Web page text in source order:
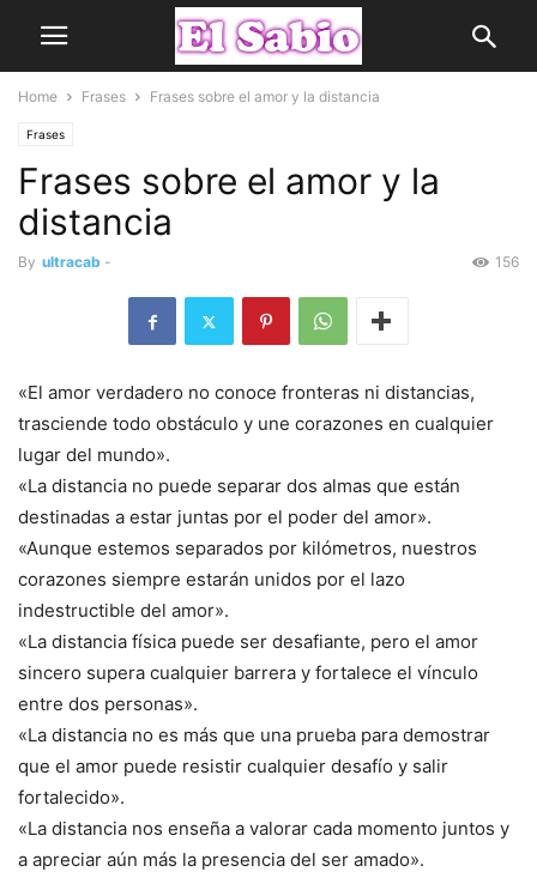
Home Frases Frases sobre el amor y la distancia
Frases
Frases sobre el amor y la
distancia
By ultracab - 156
«El amor verdadero no conoce fronteras ni distancias,
trasciende todo obstáculo y une corazones en cualquier
lugar del mundo».
«La distancia no puede separar dos almas que están
destinadas a estar juntas por el poder del amor».
«Aunque estemos separados por kilómetros, nuestros
corazones siempre estarán unidos por el lazo
indestructible del amor».
«La distancia física puede ser desafiante, pero el amor
sincero supera cualquier barrera y fortalece el vínculo
entre dos personas».
«La distancia no es más que una prueba para demostrar
que el amor puede resistir cualquier desafío y salir
fortalecido».
«La distancia nos enseña a valorar cada momento juntos y
a apreciar aún más la presencia del ser amado».